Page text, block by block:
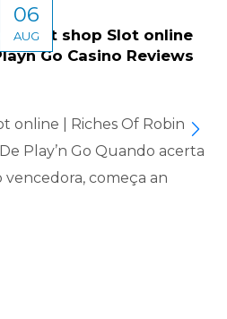
06
AUGfruit shop Slot online
Go Casino Reviews
online | Riches Of Robin
Play’n Go Quando acerta
começa an